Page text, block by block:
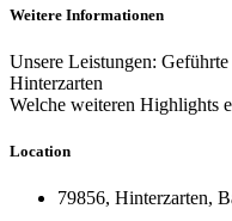
Weitere Informationen
Unsere Leistungen:
Hinterzarten
Welche weiteren Highlights
Location
79856, Hinterzarten,